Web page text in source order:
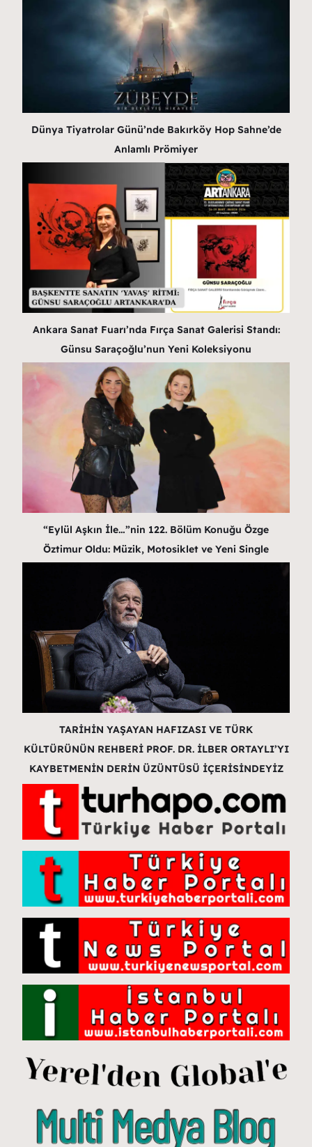
Dünya Tiyatrolar Günü’nde Bakırköy Hop Sahne’de
Anlamlı Prömiyer
Ankara Sanat Fuarı’nda Fırça Sanat Galerisi Standı:
Günsu Saraçoğlu’nun Yeni Koleksiyonu
“Eylül Aşkın İle…”nin 122. Bölüm Konuğu Özge
Öztimur Oldu: Müzik, Motosiklet ve Yeni Single
TARİHİN YAŞAYAN HAFIZASI VE TÜRK
KÜLTÜRÜNÜN REHBERİ PROF. DR. İLBER ORTAYLI’YI
KAYBETMENİN DERİN ÜZÜNTÜSÜ İÇERİSİNDEYİZ